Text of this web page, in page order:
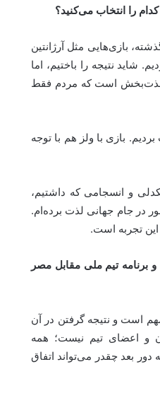
را انتخاب می‌کنید؟
بازی‌هایی مثل آرژانتین
شاید نتیجه را باختیم، اما
و لذت‌بخش است که مردم فقط
بازی با ولز هم با توجه
و انسجامی که داشتیم،
در جام جهانی لذت برده‌ام.
تجربه است.
برنامه تیم ملی مقابل مصر
است و نتیجه گرفتن در آن
و اعضای تیم نیست؛ همه
بعد چقدر می‌تواند اتفاق